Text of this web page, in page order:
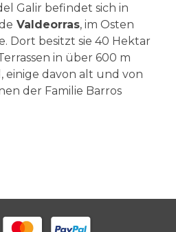
Galir befindet sich in
Valdeorras, im Osten
Dort besitzt sie 40 Hektar
in über 600 m
einige davon alt und von
der Familie Barros